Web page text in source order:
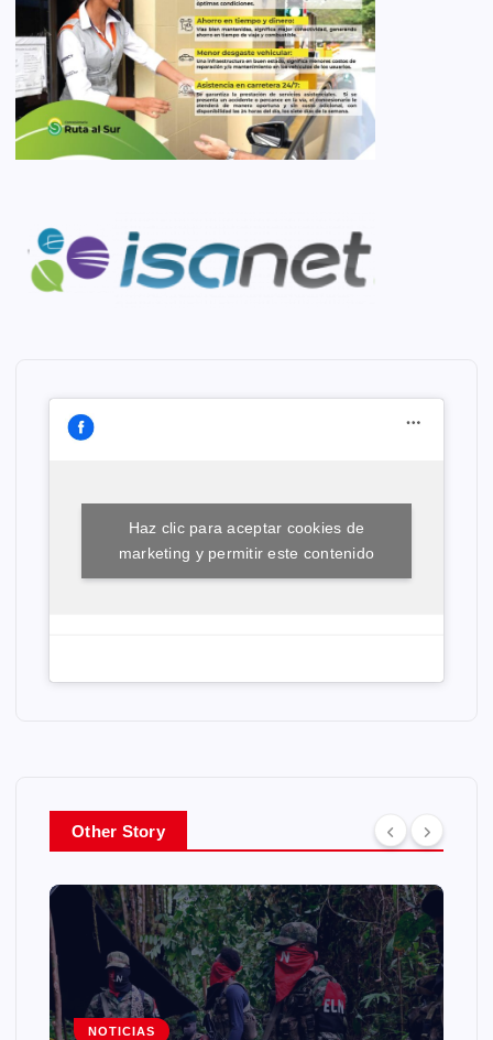
Haz clic para aceptar cookies de
marketing y permitir este contenido
Other Story
NOTICIAS